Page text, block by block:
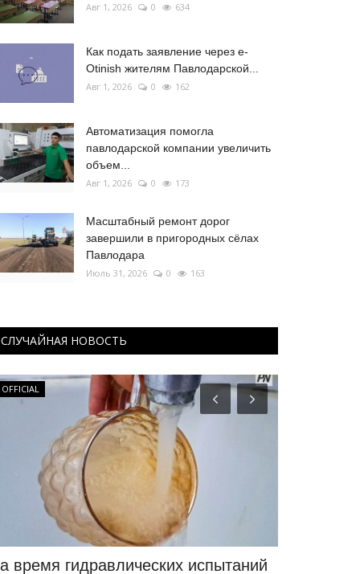
Авг 1, 2026 0 634
Как подать заявление через e-
Otinish жителям Павлодарской...
Авг 1, 2026 0 162
Автоматизация помогла
павлодарской компании увеличить
объем...
Авг 1, 2026 0 173
Масштабный ремонт дорог
завершили в пригородных сёлах
Павлодара
Июль 31, 2026 0 163
СЛУЧАЙНАЯ НОВОСТЬ
OFFICIAL
время гидравлических испытаний